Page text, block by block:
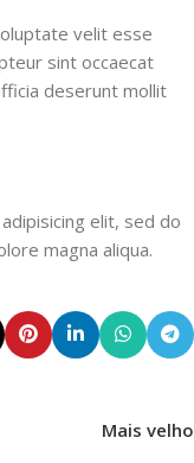
velit esse
sint occaecat
deserunt mollit
elit, sed do
magna aliqua.
Mais velho